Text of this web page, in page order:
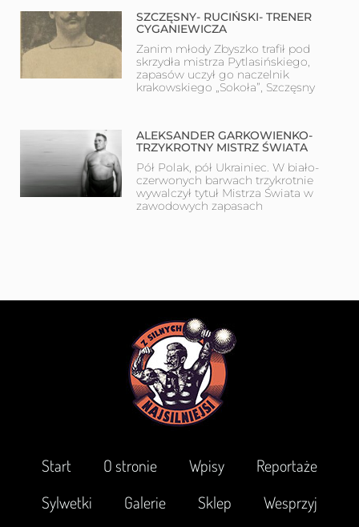
SZCZĘSNY- RUCIŃSKI- TRENER
CYGANIEWICZA
Zanim młody Zbyszko trafił pod
skrzydła mistrza Pytlasińskiego,
zapasów uczył go naczelnik
krakowskiego „Sokoła”, Szczęsny
ALEKSANDER GARKOWIENKO-
TRZYKROTNY MISTRZ ŚWIATA
Pół Polak, pół Ukrainiec. W biało-
czerwonych barwach trzykrotnie
wywalczył tytuł Mistrza Świata w
zawodowych zapasach
Start O stronie Wpisy
Reportaże
Sylwetki
Galerie Sklep Wesprzyj